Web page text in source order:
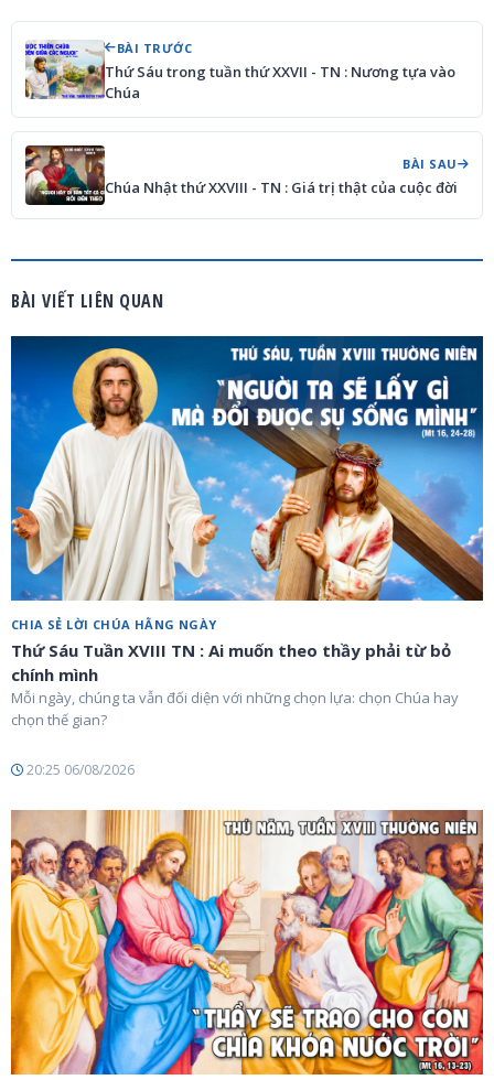
BÀI TRƯỚC
Thứ Sáu trong tuần thứ XXVII - TN : Nương tựa vào
Chúa
BÀI SAU
Chúa Nhật thứ XXVIII - TN : Giá trị thật của cuộc đời
BÀI VIẾT LIÊN QUAN
CHIA SẺ LỜI CHÚA HẰNG NGÀY
Thứ Sáu Tuần XVIII TN : Ai muốn theo thầy phải từ bỏ
chính mình
Mỗi ngày, chúng ta vẫn đối diện với những chọn lựa: chọn Chúa hay
chọn thế gian?
20:25 06/08/2026